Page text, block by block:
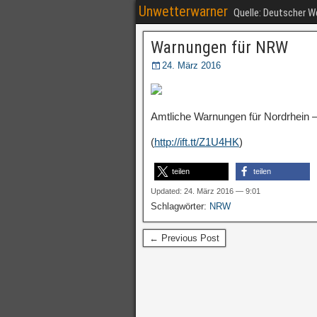
Unwetterwarner Quelle: Deutscher
Warnungen für NRW
24. März 2016
Amtliche Warnungen für Nordrhein
(http://ift.tt/Z1U4HK)
teilen teilen
Updated: 24. März 2016 — 9:01
Schlagwörter: NRW
← Previous Post